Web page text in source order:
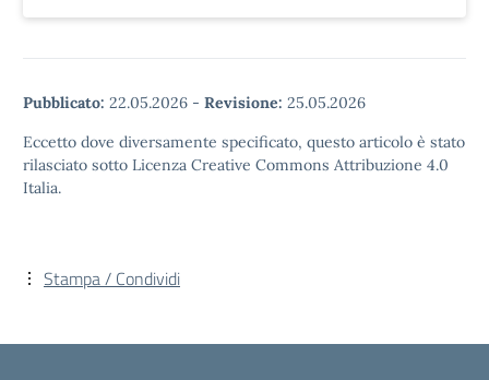
Pubblicato: 22.05.2026 - Revisione: 25.05.2026
Eccetto dove diversamente specificato, questo articolo è stato
rilasciato sotto Licenza Creative Commons Attribuzione 4.0
Italia.
Stampa / Condividi